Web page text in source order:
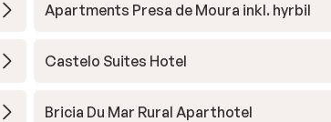
Apartments Presa de Moura inkl. hyrbil
Castelo Suites Hotel
Bricia Du Mar Rural Aparthotel